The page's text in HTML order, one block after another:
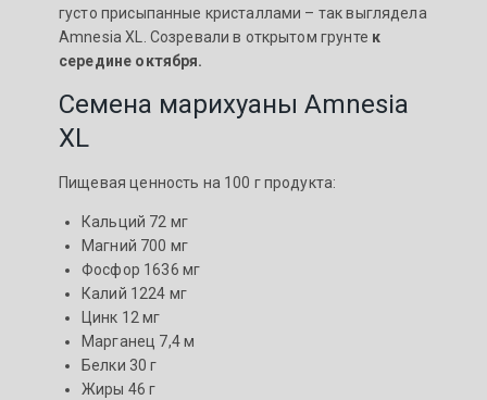
густо присыпанные кристаллами – так выглядела
Amnesia XL. Созревали в открытом грунте к
середине октября.
Семена марихуаны Amnesia
XL
Пищевая ценность на 100 г продукта:
Кальций 72 мг
Магний 700 мг
Фосфор 1636 мг
Калий 1224 мг
Цинк 12 мг
Марганец 7,4 м
Белки 30 г
Жиры 46 г